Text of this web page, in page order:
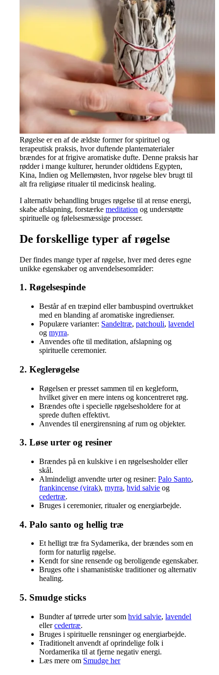
Røgelse er en af de ældste former for spirituel og
terapeutisk praksis, hvor duftende plantematerialer
brændes for at frigive aromatiske dufte. Denne praksis har
rødder i mange kulturer, herunder oldtidens Egypten,
Kina, Indien og Mellemøsten, hvor røgelse blev brugt til
alt fra religiøse ritualer til medicinsk healing.
I alternativ behandling bruges røgelse til at rense energi,
skabe afslapning, forstærkemeditation og understøtte
spirituelle og følelsesmæssige processer.
De forskellige typer af røgelse
Der findes mange typer af røgelse, hver med deres egne
unikke egenskaber og anvendelsesområder:
1. Røgelsespinde
Består af en træpind eller bambuspind overtrukket
med en blanding af aromatiske ingredienser.
Populære varianter: Sandeltræ,patchouli,lavendel
ogmyrra.
Anvendes ofte til meditation, afslapning og
spirituelle ceremonier.
2. Keglerøgelse
Røgelsen er presset sammen til en kegleform,
hvilket giver en mere intens og koncentreret røg.
Brændes ofte i specielle røgelsesholdere for at
sprede duften effektivt.
Anvendes til energirensning af rum og objekter.
3. Løse urter og resiner
Brændes på en kulskive i en røgelsesholder eller
skål.
Almindeligt anvendte urter og resiner:Palo Santo,
frankincense (virak),myrra,hvid salvie og
cedertræ.
Bruges i ceremonier, ritualer og energiarbejde.
4. Palo santo og hellig træ
Et helligt træ fra Sydamerika, der brændes som en
form for naturlig røgelse.
Kendt for sine rensende og beroligende egenskaber.
Bruges ofte i shamanistiske traditioner og alternativ
healing.
5. Smudge sticks
Bundter af tørrede urter somhvid salvie,lavendel
ellercedertræ.
Bruges i spirituelle rensninger og energiarbejde.
Traditionelt anvendt af oprindelige folk i
Nordamerika til at fjerne negativ energi.
Læs mere om Smudge her